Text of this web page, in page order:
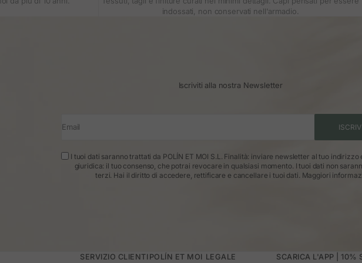
indossati, non conservati nell'armadio.
Iscriviti alla nostra Newsletter
Email
I tuoi dati saranno trattati da POLÍN ET MOI S.L. Finalità: inviare newsletter al tuo indirizzo
giuridica: il tuo consenso, che potrai revocare in qualsiasi momento. I tuoi dati non
terzi. Hai il diritto di accedere, rettificare e cancellare i tuoi dati. Maggiori
SERVIZIO CLIENTI POLÍN ET MOI LEGALE SCARICA L'APP | 10%